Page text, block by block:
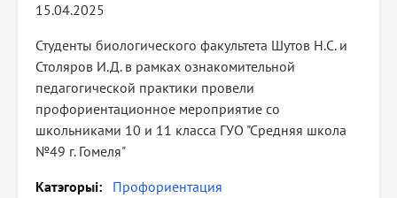
15.04.2025
Студенты биологического факультета Шутов Н.С. и
Столяров И.Д. в рамках ознакомительной
педагогической практики провели
профориентационное мероприятие со
школьниками 10 и 11 класса ГУО "Средняя школа
№49 г. Гомеля"
Катэгорыі
Профориентация